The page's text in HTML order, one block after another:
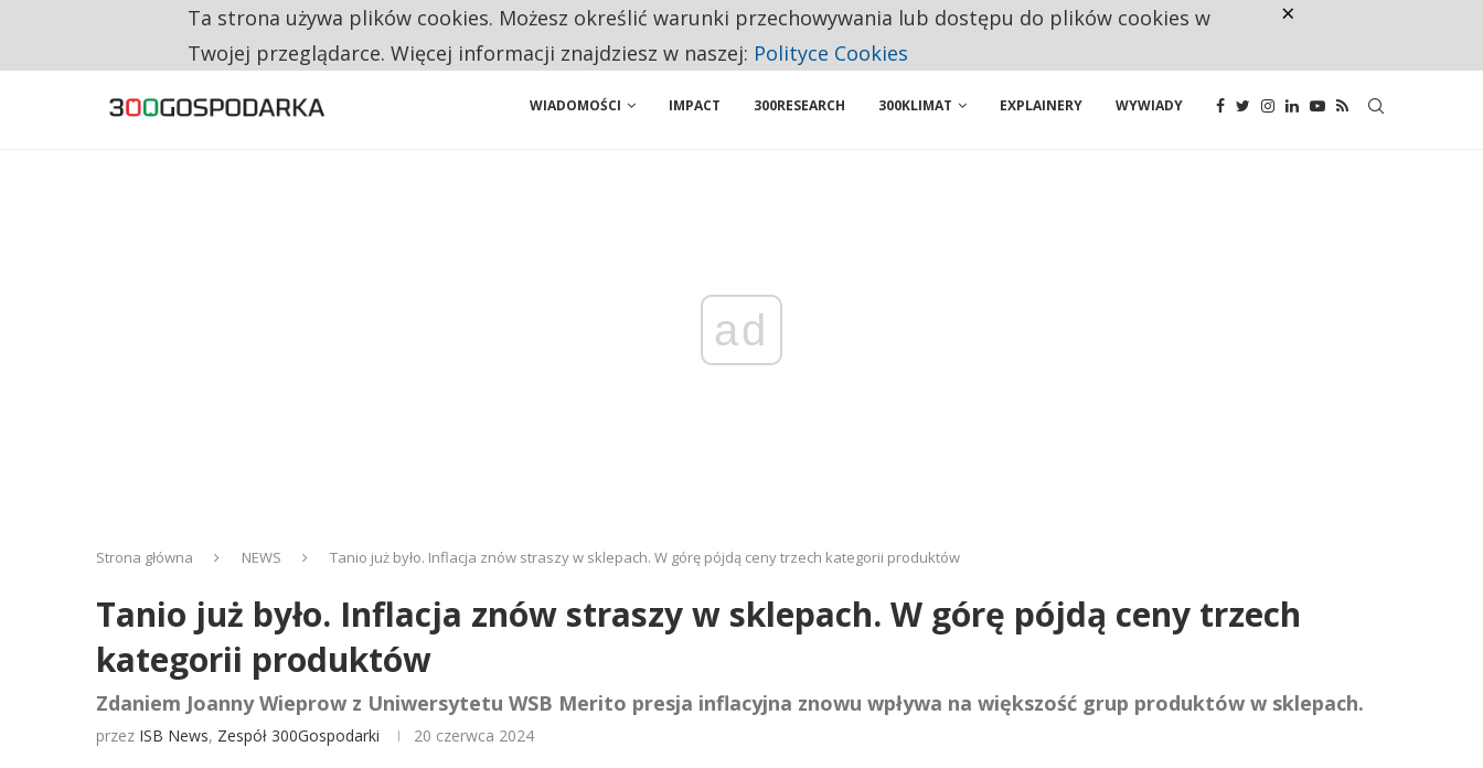
CO TRZECIĄ ZŁOTÓWKĘ Z EMERYTURY SENIORZY PRZEZNACZAJĄ NA PODSTAWOWE ZAKUPY
WIADOMOŚCI IMPACT 300RESEARCH 300KLIMAT EXPLAINERY WYWIADY
ad
Strona główna NEWS Tanio już było. Inflacja znów straszy w sklepach. W górę pójdą ceny trzech kategorii produktów
Tanio już było. Inflacja znów straszy w sklepach. W górę pójdą ceny trzech
kategorii produktów
Zdaniem Joanny Wieprow z Uniwersytetu WSB Merito presja inflacyjna znowu wpływa na większość grup produktów w sklepach.
przez ISB News, Zespół 300Gospodarki 20 czerwca 2024
Ta strona używa plików cookies. Możesz określić warunki przechowywania lub dostępu do plików cookies w
Twojej przeglądarce. Więcej informacji znajdziesz w naszej: Polityce Cookies
×